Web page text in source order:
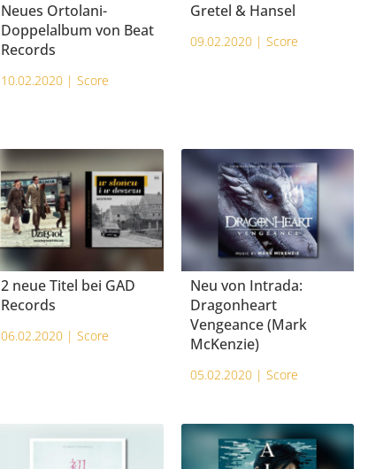
Neues Ortolani-
Doppelalbum von Beat
Records
10.02.2020 | Score
Gretel & Hansel
09.02.2020 |Score
2 neue Titel bei GAD
Records
06.02.2020 | Score
Neu von Intrada:
Dragonheart
Vengeance (Mark
McKenzie)
05.02.2020 |Score